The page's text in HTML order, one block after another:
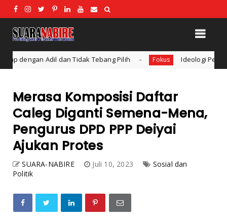
Tidak Tebang Pilih Fokus Ideologi Pendidikan: Konsep dan
Merasa Komposisi Daftar
Caleg Diganti Semena-Mena,
Pengurus DPD PPP Deiyai
Ajukan Protes
SUARA-NABIRE Juli 10, 2023
Sosial dan
Politik